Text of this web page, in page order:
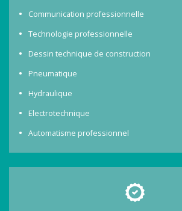
Communication professionnelle
Technologie professionnelle
Dessin technique de construction
Pneumatique
Hydraulique
Electrotechnique
Automatisme professionnel